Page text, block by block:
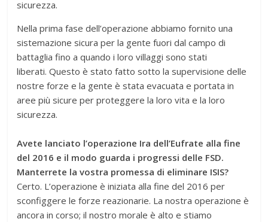
sicurezza.
Nella prima fase dell’operazione abbiamo fornito una
sistemazione sicura per la gente fuori dal campo di
battaglia fino a quando i loro villaggi sono stati
liberati. Questo è stato fatto sotto la supervisione delle
nostre forze e la gente è stata evacuata e portata in
aree più sicure per proteggere la loro vita e la loro
sicurezza.
Avete lanciato l’operazione Ira dell’Eufrate alla fine
del 2016 e il modo guarda i progressi delle FSD.
Manterrete la vostra promessa di eliminare ISIS?
Certo. L’operazione è iniziata alla fine del 2016 per
sconfiggere le forze reazionarie. La nostra operazione è
ancora in corso; il nostro morale è alto e stiamo